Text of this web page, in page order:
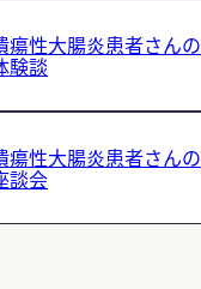
瘍性大腸炎患者さんの
験談
瘍性大腸炎患者さんの
談会